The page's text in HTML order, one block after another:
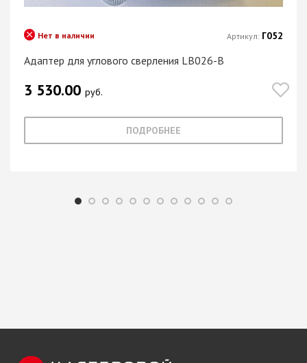
Адаптер для углового сверления LB026-B
Нет в наличии
3 530.00 руб.
ПОДРОБНЕЕ
Артикул: Г052